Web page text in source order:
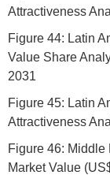
Attractiveness
Figure 44: Latin
Value Share
2031
Figure 45: Latin
Attractiveness
Figure 46: Middle
Market Value